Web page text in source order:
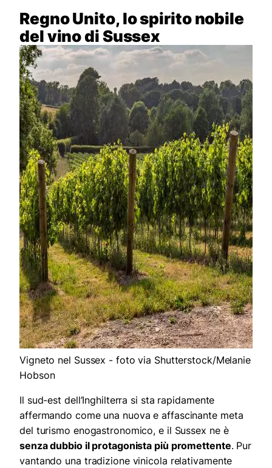
Regno Unito, lo spirito nobile
del vino di Sussex
Vigneto nel Sussex - foto via Shutterstock/Melanie
Hobson
Il sud-est dell’Inghilterra si sta rapidamente
affermando come una nuova e affascinante meta
del turismo enogastronomico, e il Sussex ne è
senza dubbio il protagonista più promettente. Pur
vantando una tradizione vinicola relativamente